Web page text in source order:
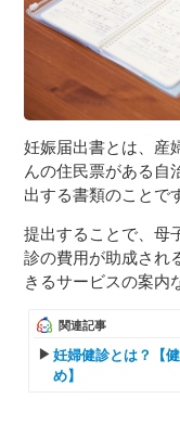
妊娠届出書とは、産
んの住民票がある自
出する書類のことで
提出することで、母
診の費用が助成され
きるサービスの案内
関連記事
妊婦健診とは？【
め】